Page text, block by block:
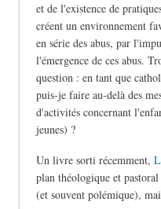
et de l'existence de
créent un environnement
en série des abus, par
l'émergence de ces abus.
question : en tant que
puis-je faire au-delà des
d'activités concernant
jeunes) ?
Un livre sorti récemment,
plan théologique et
(et souvent polémique),